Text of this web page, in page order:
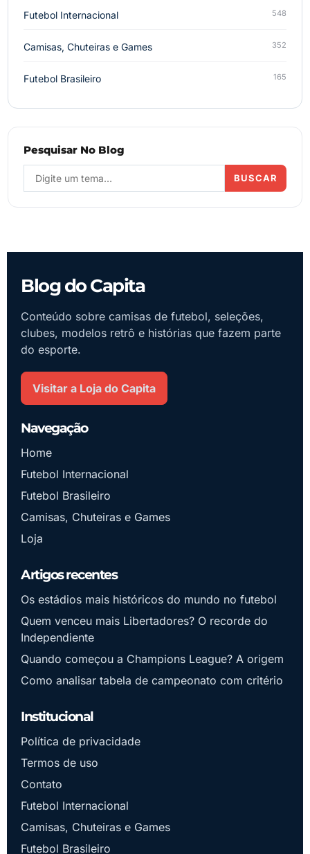
Futebol Internacional 548
Camisas, Chuteiras e Games 352
Futebol Brasileiro 165
Pesquisar No Blog
BUSCAR
Blog do Capita
Conteúdo sobre camisas de futebol, seleções,
clubes, modelos retrô e histórias que fazem parte
do esporte.
Visitar a Loja do Capita
Navegação
Home
Futebol Internacional
Futebol Brasileiro
Camisas, Chuteiras e Games
Loja
Artigos recentes
Os estádios mais históricos do mundo no futebol
Quem venceu mais Libertadores? O recorde do
Independiente
Quando começou a Champions League? A origem
Como analisar tabela de campeonato com critério
Institucional
Política de privacidade
Termos de uso
Contato
Futebol Internacional
Camisas, Chuteiras e Games
Futebol Brasileiro